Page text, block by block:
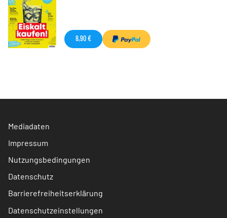
8,90 €
Mediadaten
Impressum
Nutzungsbedingungen
Datenschutz
Barrierefreiheitserklärung
Datenschutzeinstellungen